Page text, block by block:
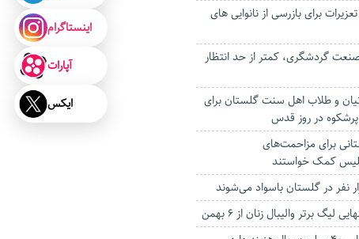
برای بازرسی از نانوایی های
گردشگری، کمتر از حد انتظار
و طلاب اهل سنت گلستان برای
در روز قدس
گلستانی برای مزاحمت‌های
کمک خواستند
نفر در گلستان باسواد می‌شوند
لیگ برتر والیبال زنان از ۶ بهمن
اینستاگرام
آپارات
ایکس